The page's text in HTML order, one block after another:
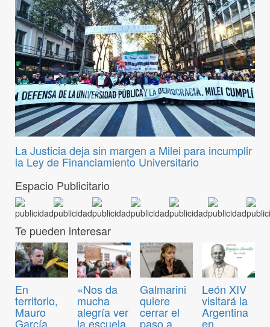
La Justicia deja sin margen a Milei para incumplir
la Ley de Financiamiento Universitario
Espacio Publicitario
Te pueden interesar
En
territorio,
Mauro
García
«Nos da
mucha
alegría ver
la escuela
Galmarini
quiere
cerrar el
paso a
León XIV
visitará la
Argentina
en